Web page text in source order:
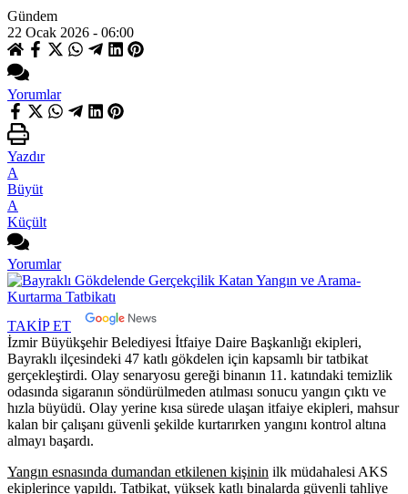
Gündem
22 Ocak 2026 - 06:00
Yorumlar
Yazdır
A
Büyüt
A
Küçült
Yorumlar
TAKİP ET
İzmir Büyükşehir Belediyesi İtfaiye Daire Başkanlığı ekipleri,
Bayraklı ilçesindeki 47 katlı gökdelen için kapsamlı bir tatbikat
gerçekleştirdi. Olay senaryosu gereği binanın 11. katındaki temizlik
odasında sigaranın söndürülmeden atılması sonucu yangın çıktı ve
hızla büyüdü. Olay yerine kısa sürede ulaşan itfaiye ekipleri, mahsur
kalan bir çalışanı güvenli şekilde kurtarırken yangını kontrol altına
almayı başardı.
Yangın esnasında dumandan etkilenen kişinin ilk müdahalesi AKS
ekiplerince yapıldı. Tatbikat, yüksek katlı binalarda güvenli tahliye